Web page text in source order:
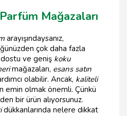
Mağazaları
arayışındaysanız,
çok daha fazla
ve geniş koku
mağazaları, esans satın
olabilir. Ancak, kaliteli
emin olmak önemli. Çünkü
bir ürün alıyorsunuz.
dükkanlarında nelere dikkat